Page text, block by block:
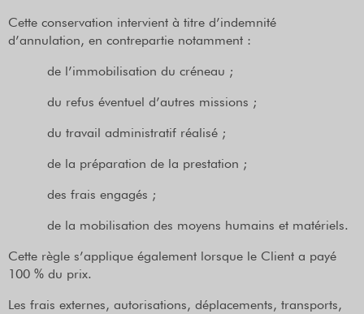
Cette conservation intervient à titre d’indemnité
d’annulation, en contrepartie notamment :
de l’immobilisation du créneau ;
du refus éventuel d’autres missions ;
du travail administratif réalisé ;
de la préparation de la prestation ;
des frais engagés ;
de la mobilisation des moyens humains et matériels.
Cette règle s’applique également lorsque le Client a payé
100 % du prix.
Les frais externes, autorisations, déplacements, transports,